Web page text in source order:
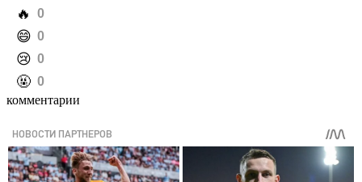
️🔥 0
️😄 0
️😢 0
️🤬 0
комментарии